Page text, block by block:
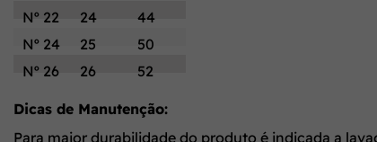
Nº 22
24
44
Nº 24
25
50
Nº 26
26 52
Dicas de Manutenção:
Para maior durabilidade do produto é indicada a